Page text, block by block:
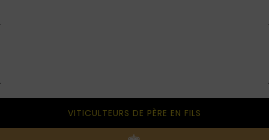
VITICULTEURS DE PÈRE EN FILS